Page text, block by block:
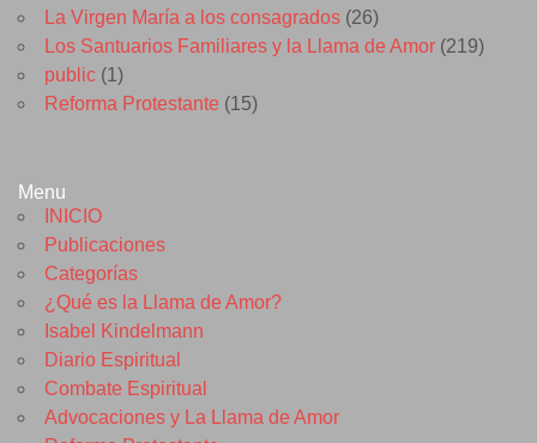
La Virgen María a los consagrados (26)
Los Santuarios Familiares y la Llama de Amor (219)
public (1)
Reforma Protestante (15)
Menu
INICIO
Publicaciones
Categorías
¿Qué es la Llama de Amor?
Isabel Kindelmann
Diario Espiritual
Combate Espiritual
Advocaciones y La Llama de Amor